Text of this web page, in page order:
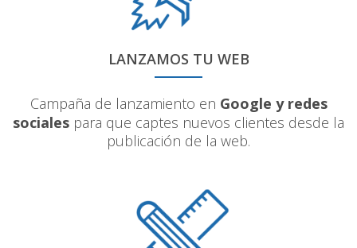
LANZAMOS TU WEB
Campaña de lanzamiento en Google y redes
sociales para que captes nuevos clientes desde la
publicación de la web.